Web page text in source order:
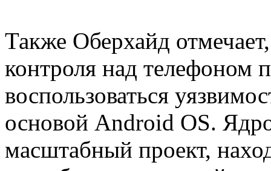
Также Оберхайд
контроля над телефоном
воспользоваться
основой Android OS.
масштабный проект,